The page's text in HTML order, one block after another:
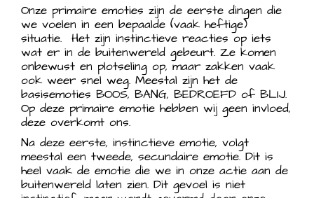
Onze primaire emoties zijn de eerste dingen die
we voelen in een bepaalde (vaak heftige)
situatie. Het zijn instinctieve reacties op iets
wat er in de buitenwereld gebeurt. Ze komen
onbewust en plotseling op, maar zakken vaak
ook weer snel weg. Meestal zijn het de
basisemoties BOOS, BANG, BEDROEFD of BLIJ.
Op deze primaire emotie hebben wij geen invloed,
deze overkomt ons.
Na deze eerste, instinctieve emotie, volgt
meestal een tweede, secundaire emotie. Dit is
heel vaak de emotie die we in onze actie aan de
buitenwereld laten zien. Dit gevoel is niet